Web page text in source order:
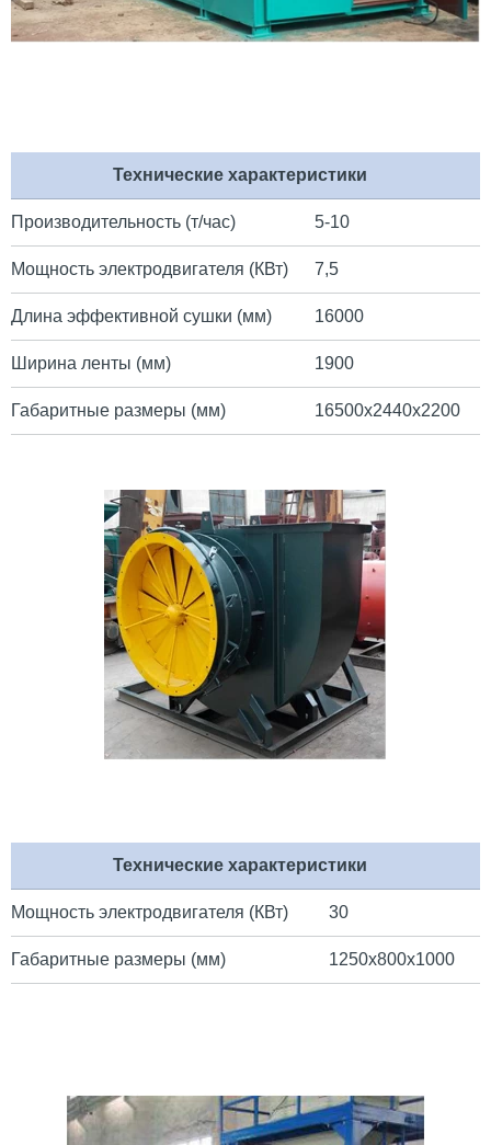
Технические характеристики
Производительность (т/час) 5-10
Мощность электродвигателя (КВт) 7,5
Длина эффективной сушки (мм) 16000
Ширина ленты (мм) 1900
Габаритные размеры (мм) 16500х2440х2200
Технические характеристики
Мощность электродвигателя (КВт) 30
Габаритные размеры (мм) 1250х800х1000